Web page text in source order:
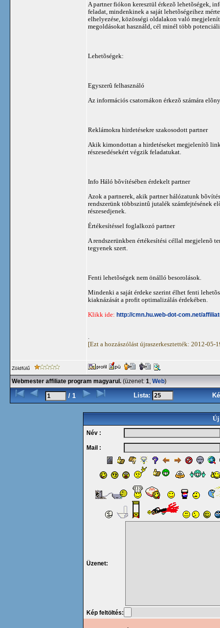
A partner fiókon keresztül érkezõ lehetõségek,
feladat, mindenkinek a saját lehetõségeihez
elhelyezése, közösségi oldalakon való
megoldásokat használd, cél minél több
Lehetõségek:
Egyszerû felhasználó
Az információs csatornákon érkezõ számára
Reklámokra hirdetésekre szakosodott partner
Akik kimondottan a hirdetéseket megjelenítõ
részesedésekért végzik feladatukat.
Info Háló bõvítésében érdekelt partner
Azok a partnerek, akik partner hálózatunk
rendszerünk többszintû jutalék számfejtésének
részesedjenek.
Értékesítéssel foglalkozó partner
A rendszerünkben értékesítési céllal megjelenõ
tegyenek szert.
Fenti lehetõségek nem önálló besorolások.
Mindenki a saját érdeke szerint élhet fenti
kiaknázását a profit optimalizálás érdekében.
Klikk ide: http://cmn.hu.web-dot-com.net/
[Ezt a hozzászólást újraszerkesztették: 2012-05-
Zöldfülű
Webmester affiliate program magyarul. (üzenet: 1, Web)
/ 1 Lista:
Új
Név :
Mail :
Üzenet:
Kép feltöltés: